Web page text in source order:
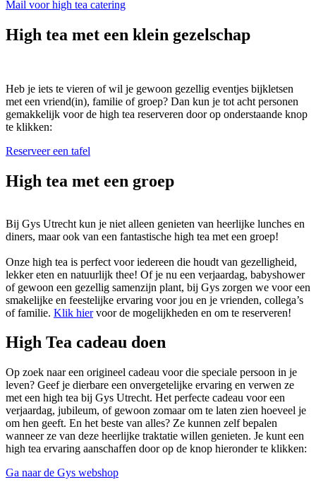
Mail voor high tea catering
High tea met een klein gezelschap
Heb je iets te vieren of wil je gewoon gezellig eventjes bijkletsen
met een vriend(in), familie of groep? Dan kun je tot acht personen
gemakkelijk voor de high tea reserveren door op onderstaande knop
te klikken:
Reserveer een tafel
High tea met een groep
Bij Gys Utrecht kun je niet alleen genieten van heerlijke lunches en
diners, maar ook van een fantastische high tea met een groep!
Onze high tea is perfect voor iedereen die houdt van gezelligheid,
lekker eten en natuurlijk thee! Of je nu een verjaardag, babyshower
of gewoon een gezellig samenzijn plant, bij Gys zorgen we voor een
smakelijke en feestelijke ervaring voor jou en je vrienden, collega’s
of familie. Klik hiervoor de mogelijkheden en om te reserveren!
High Tea cadeau doen
Op zoek naar een origineel cadeau voor die speciale persoon in je
leven? Geef je dierbare een onvergetelijke ervaring en verwen ze
met een high tea bij Gys Utrecht. Het perfecte cadeau voor een
verjaardag, jubileum, of gewoon zomaar om te laten zien hoeveel je
om hen geeft. En het beste van alles? Ze kunnen zelf bepalen
wanneer ze van deze heerlijke traktatie willen genieten. Je kunt een
high tea ervaring aanschaffen door op de knop hieronder te klikken:
Ga naar de Gys webshop